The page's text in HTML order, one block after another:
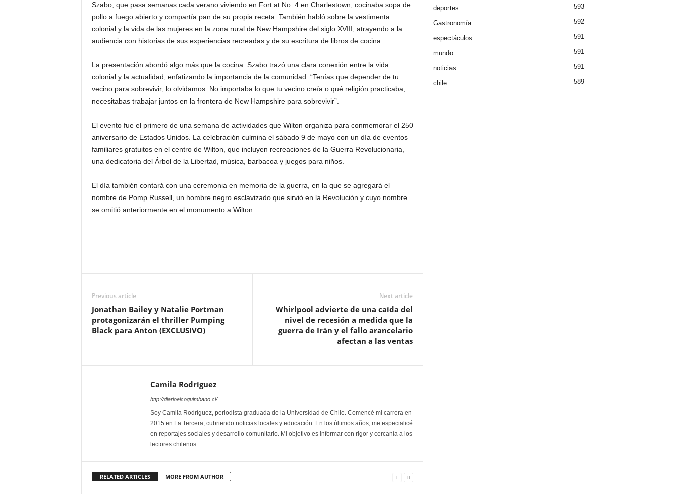
Szabo, que pasa semanas cada verano viviendo en Fort at No. 4 en Charlestown, cocinaba sopa de
pollo a fuego abierto y compartía pan de su propia receta. También habló sobre la vestimenta
colonial y la vida de las mujeres en la zona rural de New Hampshire del siglo XVIII, atrayendo a la
audiencia con historias de sus experiencias recreadas y de su escritura de libros de cocina.
La presentación abordó algo más que la cocina. Szabo trazó una clara conexión entre la vida
colonial y la actualidad, enfatizando la importancia de la comunidad: “Tenías que depender de tu
vecino para sobrevivir; lo olvidamos. No importaba lo que tu vecino creía o qué religión practicaba;
necesitabas trabajar juntos en la frontera de New Hampshire para sobrevivir”.
El evento fue el primero de una semana de actividades que Wilton organiza para conmemorar el 250
aniversario de Estados Unidos. La celebración culmina el sábado 9 de mayo con un día de eventos
familiares gratuitos en el centro de Wilton, que incluyen recreaciones de la Guerra Revolucionaria,
una dedicatoria del Árbol de la Libertad, música, barbacoa y juegos para niños.
El día también contará con una ceremonia en memoria de la guerra, en la que se agregará el
nombre de Pomp Russell, un hombre negro esclavizado que sirvió en la Revolución y cuyo nombre
se omitió anteriormente en el monumento a Wilton.
Previous article
Jonathan Bailey y Natalie Portman
protagonizarán el thriller Pumping
Black para Anton (EXCLUSIVO)
Next article
Whirlpool advierte de una caída del
nivel de recesión a medida que la
guerra de Irán y el fallo arancelario
afectan a las ventas
Camila Rodríguez
http://diarioelcoquimbano.cl/
Soy Camila Rodríguez, periodista graduada de la Universidad de Chile. Comencé mi carrera en
2015 en La Tercera, cubriendo noticias locales y educación. En los últimos años, me especialicé
en reportajes sociales y desarrollo comunitario. Mi objetivo es informar con rigor y cercanía a los
lectores chilenos.
RELATED ARTICLES MORE FROM AUTHOR
deportes 593
Gastronomía 592
espectáculos 591
mundo 591
noticias 591
chile 589